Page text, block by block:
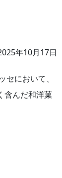
年10月17日
において、
含んだ和洋菓